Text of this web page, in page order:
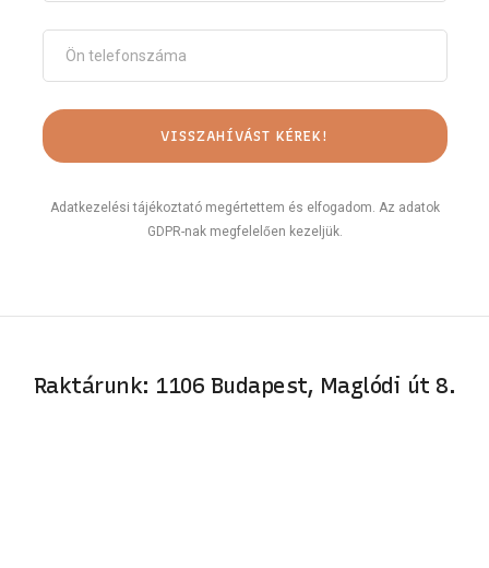
Adatkezelési tájékoztató megértettem és elfogadom. Az adatok
GDPR-nak megfelelően kezeljük.
Raktárunk: 1106 Budapest, Maglódi út 8.